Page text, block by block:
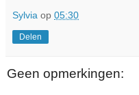
Sylvia op 05:30
Delen
Geen opmerkingen: